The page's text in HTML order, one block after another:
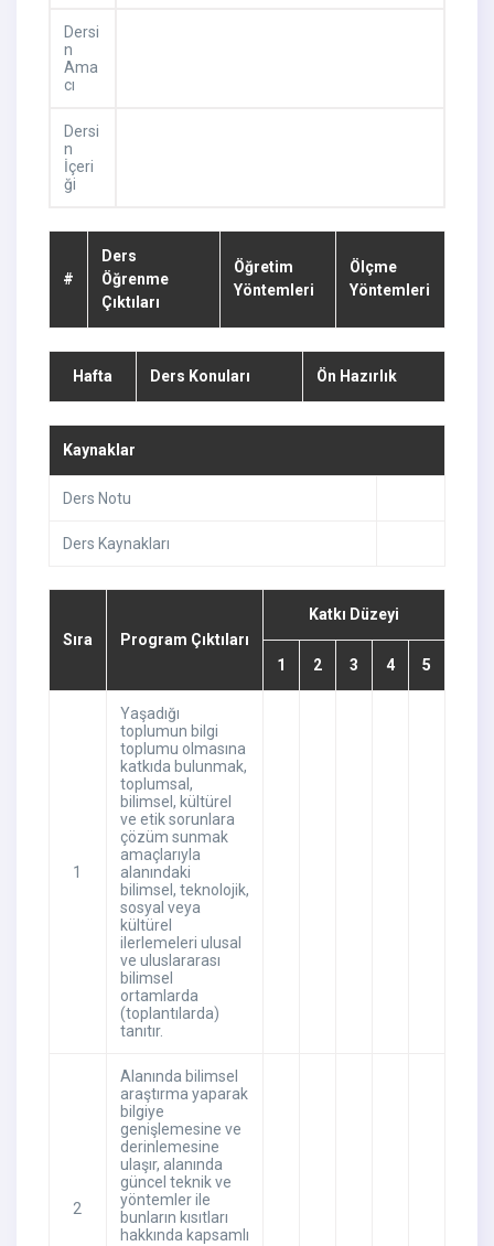
Dersi
n
Ama
cı
Dersi
n
İçeri
ği
#
Ders
Öğrenme
Çıktıları
Öğretim
Yöntemleri
Ölçme
Yöntemleri
Hafta Ders Konuları Ön Hazırlık
Kaynaklar
Ders Notu
Ders Kaynakları
Sıra Program Çıktıları
Katkı Düzeyi
1 2 3 4 5
1
Yaşadığı
toplumun bilgi
toplumu olmasına
katkıda bulunmak,
toplumsal,
bilimsel, kültürel
ve etik sorunlara
çözüm sunmak
amaçlarıyla
alanındaki
bilimsel, teknolojik,
sosyal veya
kültürel
ilerlemeleri ulusal
ve uluslararası
bilimsel
ortamlarda
(toplantılarda)
tanıtır.
2
Alanında bilimsel
araştırma yaparak
bilgiye
genişlemesine ve
derinlemesine
ulaşır, alanında
güncel teknik ve
yöntemler ile
bunların kısıtları
hakkında kapsamlı